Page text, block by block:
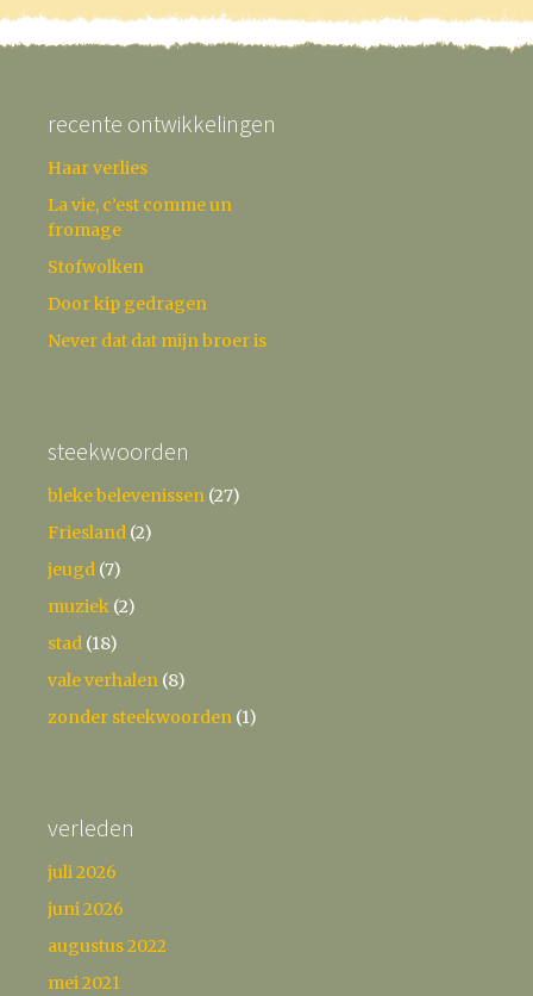
recente ontwikkelingen
Haar verlies
La vie, c’est comme un
fromage
Stofwolken
Door kip gedragen
Never dat dat mijn broer is
steekwoorden
bleke belevenissen (27)
Friesland (2)
jeugd (7)
muziek (2)
stad (18)
vale verhalen (8)
zonder steekwoorden (1)
verleden
juli 2026
juni 2026
augustus 2022
mei 2021